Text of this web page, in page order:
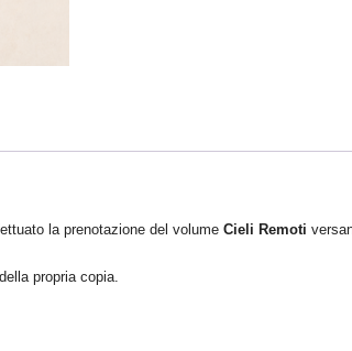
la prenotazione del volume Cieli Remoti
propria copia.